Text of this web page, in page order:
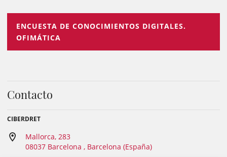
ENCUESTA DE CONOCIMIENTOS DIGITALES.
OFIMÁTICA
Contacto
CIBERDRET
Mallorca, 283
08037 Barcelona , Barcelona (España)